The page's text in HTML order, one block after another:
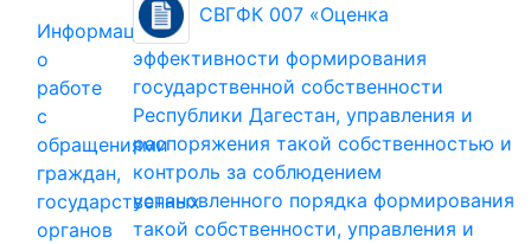
Информация
о
работе
с
обращениями
граждан,
государственных
органов
СВГФК 007 «Оценка
эффективности формирования
государственной собственности
Республики Дагестан, управления и
распоряжения такой собственностью и
контроль за соблюдением
установленного порядка формирования
такой собственности, управления и